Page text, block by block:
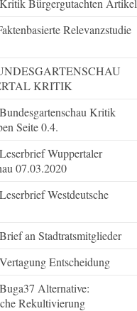
Bürgergutachten Artikel
Relevanzstudie
KRITIK
Kritik
Seite 0.4.
Wuppertaler
07.03.2020
Westdeutsche
an Stadtratsmitglieder
Entscheidung
Alternative:
Rekultivierung